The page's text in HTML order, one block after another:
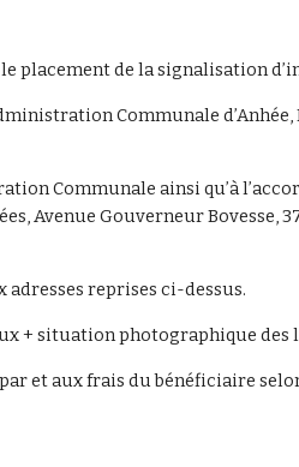
placement de la signalisation
Communale d’Anhée,
Communale ainsi qu’à
Avenue Gouverneur Bovesse,
reprises ci-dessus.
+ situation photographique des
et aux frais du bénéficiaire